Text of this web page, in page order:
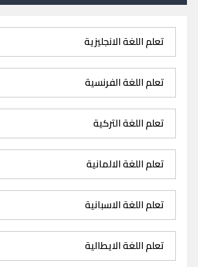
تعلم اللغة الانجليزية
تعلم اللغة الفرنسية
تعلم اللغة التركية
تعلم اللغة الالمانية
تعلم اللغة الاسبانية
تعلم اللغة الايطالية